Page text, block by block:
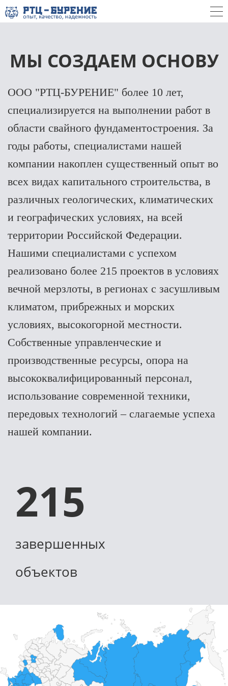
МЫ СОЗДАЕМ ОСНОВУ
ООО "РТЦ-БУРЕНИЕ" более 10 лет,
специализируется на выполнении работ в
области свайного фундаментостроения. За
годы работы, специалистами нашей
компании накоплен существенный опыт во
всех видах капитального строительства, в
различных геологических, климатических
и географических условиях, на всей
территории Российской Федерации.
Нашими специалистами с успехом
реализовано более 215 проектов в условиях
вечной мерзлоты, в регионах с засушливым
климатом, прибрежных и морских
условиях, высокогорной местности.
Собственные управленческие и
производственные ресурсы, опора на
высококвалифицированный персонал,
использование современной техники,
передовых технологий – слагаемые успеха
нашей компании.
215
завершенных
объектов